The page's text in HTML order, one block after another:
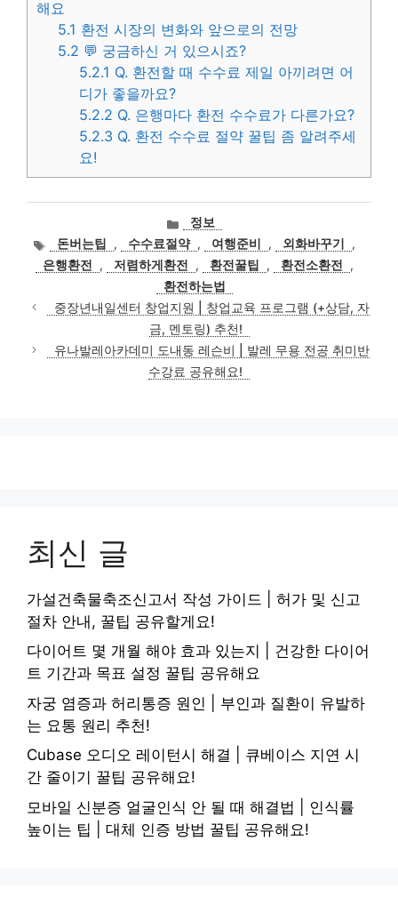
해요
5.1 환전 시장의 변화와 앞으로의 전망
5.2 💬 궁금하신 거 있으시죠?
5.2.1 Q. 환전할 때 수수료 제일 아끼려면 어
디가 좋을까요?
5.2.2 Q. 은행마다 환전 수수료가 다른가요?
5.2.3 Q. 환전 수수료 절약 꿀팁 좀 알려주세
요!
카
테
고
리
정보
태
그
돈버는팁 , 수수료절약 , 여행준비 , 외화바꾸기
,
은행환전
, 저렴하게환전 , 환전꿀팁 , 환전소환전
,
환전하는법
중장년내일센터 창업지원 | 창업교육 프로그램 (+상담, 자
금, 멘토링) 추천!
유나발레아카데미 도내동 레슨비 | 발레 무용 전공 취미반
수강료 공유해요!
최신 글
가설건축물축조신고서 작성 가이드 | 허가 및 신고
절차 안내, 꿀팁 공유할게요!
다이어트 몇 개월 해야 효과 있는지 | 건강한 다이어
트 기간과 목표 설정 꿀팁 공유해요
자궁 염증과 허리통증 원인 | 부인과 질환이 유발하
는 요통 원리 추천!
Cubase 오디오 레이턴시 해결 | 큐베이스 지연 시
간 줄이기 꿀팁 공유해요!
모바일 신분증 얼굴인식 안 될 때 해결법 | 인식률
높이는 팁 | 대체 인증 방법 꿀팁 공유해요!